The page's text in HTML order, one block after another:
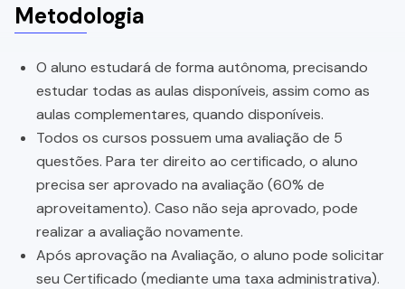
Metodologia
O aluno estudará de forma autônoma, precisando
estudar todas as aulas disponíveis, assim como as
aulas complementares, quando disponíveis.
Todos os cursos possuem uma avaliação de 5
questões. Para ter direito ao certificado, o aluno
precisa ser aprovado na avaliação (60% de
aproveitamento). Caso não seja aprovado, pode
realizar a avaliação novamente.
Após aprovação na Avaliação, o aluno pode solicitar
seu Certificado (mediante uma taxa administrativa).